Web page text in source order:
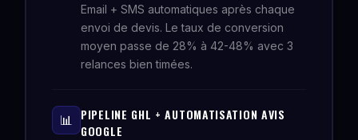
Email + SMS automatiques après chaque
envoi de devis. Le taux de conversion
moyen passe de 28% à 42-48% avec 3
relances bien timées.
📊 PIPELINE GHL + AUTOMATISATION AVIS
GOOGLE